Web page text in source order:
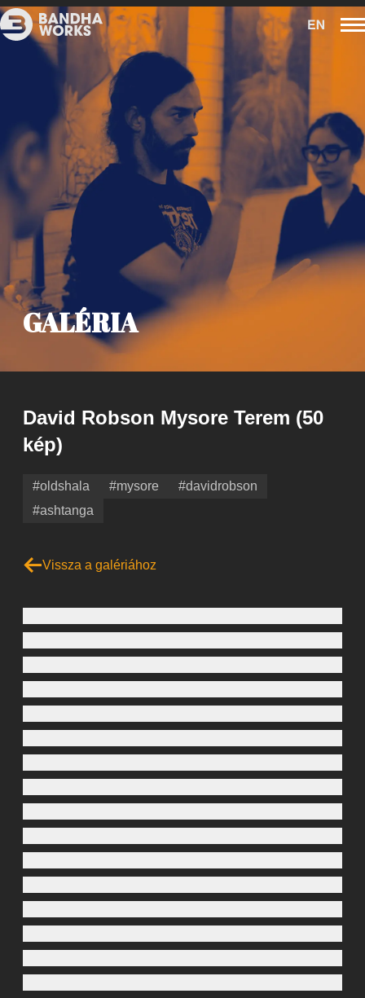
GALÉRIA
David Robson Mysore Terem (50
kép)
#oldshala #mysore
#davidrobson
#ashtanga
Vissza a galériához